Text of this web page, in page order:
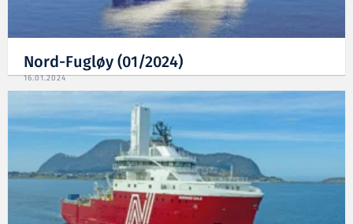
Nord-Fugløy (01/2024)
16.01.2024